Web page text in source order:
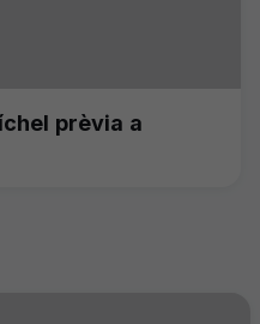
prèvia a